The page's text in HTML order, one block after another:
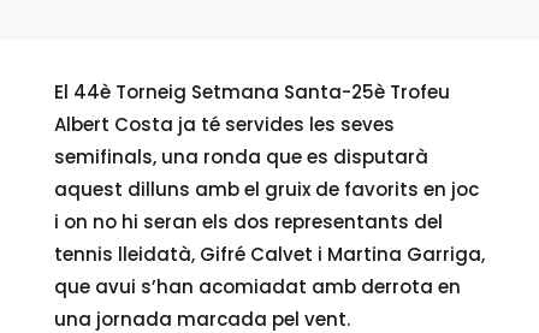
El 44è Torneig Setmana Santa-25è Trofeu
Albert Costa ja té servides les seves
semifinals, una ronda que es disputarà
aquest dilluns amb el gruix de favorits en joc
i on no hi seran els dos representants del
tennis lleidatà, Gifré Calvet i Martina Garriga,
que avui s’han acomiadat amb derrota en
una jornada marcada pel vent.